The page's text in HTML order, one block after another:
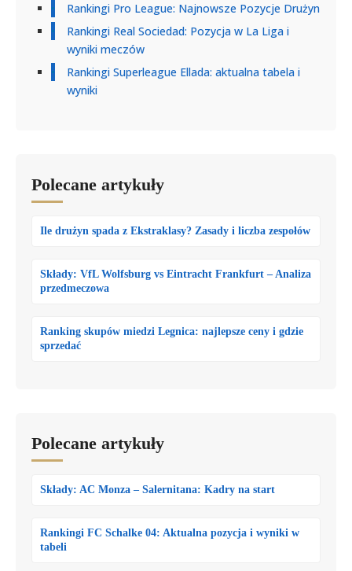
Rankingi Pro League: Najnowsze Pozycje Drużyn
Rankingi Real Sociedad: Pozycja w La Liga i
wyniki meczów
Rankingi Superleague Ellada: aktualna tabela i
wyniki
Polecane artykuły
Ile drużyn spada z Ekstraklasy? Zasady i liczba zespołów
Składy: VfL Wolfsburg vs Eintracht Frankfurt – Analiza
przedmeczowa
Ranking skupów miedzi Legnica: najlepsze ceny i gdzie
sprzedać
Polecane artykuły
Składy: AC Monza – Salernitana: Kadry na start
Rankingi FC Schalke 04: Aktualna pozycja i wyniki w
tabeli